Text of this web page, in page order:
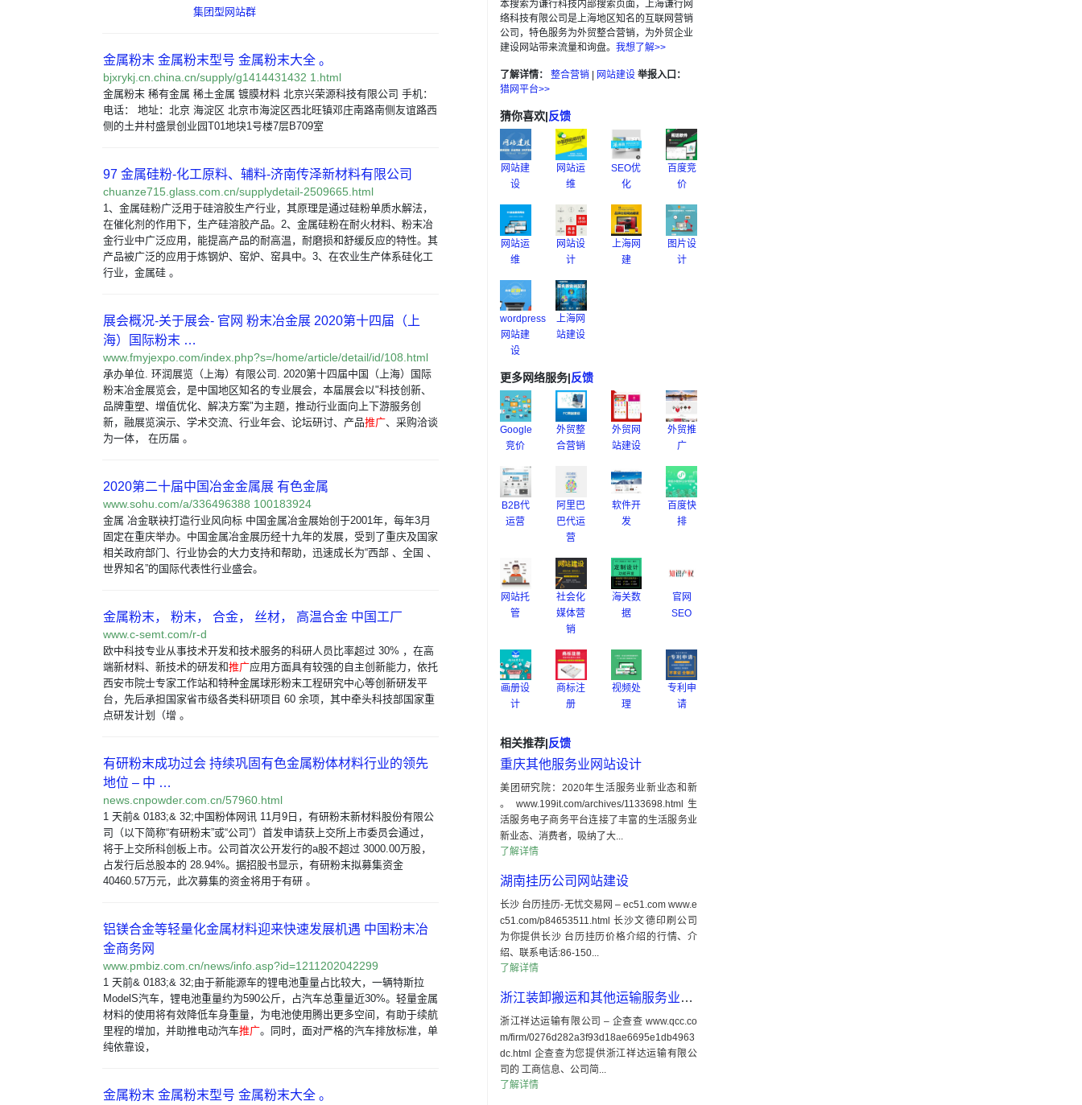
集团型网站群
金属粉末 金属粉末型号 金属粉末大全 。
bjxrykj.cn.china.cn/supply/g1414431432 1.html
金属粉末 稀有金属 稀土金属 镀膜材料 北京兴荣源科技有限公司 手机：
电话： 地址：北京 海淀区 北京市海淀区西北旺镇邓庄南路南侧友谊路西
侧的土井村盛景创业园T01地块1号楼7层B709室
97 金属硅粉-化工原料、辅料-济南传泽新材料有限公司
chuanze715.glass.com.cn/supplydetail-2509665.html
1、金属硅粉广泛用于硅溶胶生产行业，其原理是通过硅粉单质水解法，
在催化剂的作用下，生产硅溶胶产品。2、金属硅粉在耐火材料、粉末冶
金行业中广泛应用，能提高产品的耐高温，耐磨损和舒缓反应的特性。其
产品被广泛的应用于炼钢炉、窑炉、窑具中。3、在农业生产体系硅化工
行业，金属硅 。
展会概况-关于展会- 官网 粉末冶金展 2020第十四届（上
海）国际粉末 …
www.fmyjexpo.com/index.php?s=/home/article/detail/id/108.html
承办单位. 环润展览（上海）有限公司. 2020第十四届中国（上海）国际
粉末冶金展览会，是中国地区知名的专业展会，本届展会以"科技创新、
品牌重塑、增值优化、解决方案"为主题，推动行业面向上下游服务创
新，融展览演示、学术交流、行业年会、论坛研讨、产品推广、采购洽谈
为一体， 在历届 。
2020第二十届中国冶金金属展 有色金属
www.sohu.com/a/336496388 100183924
金属 冶金联袂打造行业风向标 中国金属冶金展始创于2001年，每年3月
固定在重庆举办。中国金属冶金展历经十九年的发展，受到了重庆及国家
相关政府部门、行业协会的大力支持和帮助，迅速成长为“西部 、全国 、
世界知名”的国际代表性行业盛会。
金属粉末， 粉末， 合金， 丝材， 高温合金 中国工厂
www.c-semt.com/r-d
欧中科技专业从事技术开发和技术服务的科研人员比率超过 30% ，在高
端新材料、新技术的研发和推广应用方面具有较强的自主创新能力，依托
西安市院士专家工作站和特种金属球形粉末工程研究中心等创新研发平
台，先后承担国家省市级各类科研项目 60 余项，其中牵头科技部国家重
点研发计划（增 。
有研粉末成功过会 持续巩固有色金属粉体材料行业的领先
地位 – 中 …
news.cnpowder.com.cn/57960.html
1 天前& 0183;& 32;中国粉体网讯 11月9日，有研粉末新材料股份有限公
司（以下简称“有研粉末”或“公司”）首发申请获上交所上市委员会通过，
将于上交所科创板上市。公司首次公开发行的a股不超过 3000.00万股，
占发行后总股本的 28.94%。据招股书显示，有研粉末拟募集资金
40460.57万元，此次募集的资金将用于有研 。
铝镁合金等轻量化金属材料迎来快速发展机遇 中国粉末冶
金商务网
www.pmbiz.com.cn/news/info.asp?id=1211202042299
1 天前& 0183;& 32;由于新能源车的锂电池重量占比较大，一辆特斯拉
ModelS汽车，锂电池重量约为590公斤，占汽车总重量近30%。轻量金属
材料的使用将有效降低车身重量，为电池使用腾出更多空间，有助于续航
里程的增加，并助推电动汽车推广。同时，面对严格的汽车排放标准，单
纯依靠设，
金属粉末 金属粉末型号 金属粉末大全 。
本搜索为谦行科技内部搜索页面，上海谦行网
络科技有限公司是上海地区知名的互联网营销
公司，特色服务为外贸整合营销，为外贸企业
建设网站带来流量和询盘。 我想了解>>
了解详情： 整合营销 网站建设 举报入口：
猎网平台>>
猜你喜欢|反馈
网站建
设
网站运
维
SEO优
化
百度竞
价
网站运
维
网站设
计
上海网
建
图片设
计
wordpress
网站建
设
上海网
站建设
更多网络服务|反馈
Google
竞价
外贸整
合营销
外贸网
站建设
外贸推
广
B2B代
运营
阿里巴
巴代运
营
软件开
发
百度快
排
网站托
管
社会化
媒体营
销
海关数
据
官网
SEO
画册设
计
商标注
册
视频处
理
专利申
请
相关推荐|反馈
重庆其他服务业网站设计
美团研究院：2020年生活服务业新业态和新
。 www.199it.com/archives/1133698.html 生
活服务电子商务平台连接了丰富的生活服务业
新业态、消费者，吸纳了大...
了解详情
湖南挂历公司网站建设
长沙 台历挂历-无忧交易网 – ec51.com www.e
c51.com/p84653511.html 长沙文德印刷公司
为你提供长沙 台历挂历价格介绍的行情、介
绍、联系电话:86-150...
了解详情
浙江装卸搬运和其他运输服务业网站设计
浙江祥达运输有限公司 – 企查查 www.qcc.co
m/firm/0276d282a3f93d18ae6695e1db4963
dc.html 企查查为您提供浙江祥达运输有限公
司的 工商信息、公司简...
了解详情